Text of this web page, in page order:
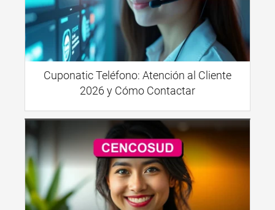
Cuponatic Teléfono: Atención al Cliente
2026 y Cómo Contactar